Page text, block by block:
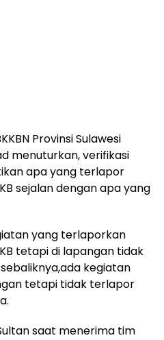
Provinsi Sulawesi
menuturkan, verifikasi
apa yang terlapor
sejalan dengan apa yang
yang terlaporkan
tetapi di lapangan tidak
kegiatan
tetapi tidak terlapor
saat menerima tim